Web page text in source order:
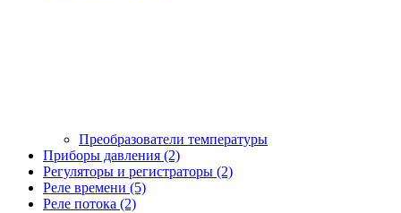
Преобразователи температуры
Приборы давления (2)
Регуляторы и регистраторы (2)
Реле времени (5)
Реле потока (2)